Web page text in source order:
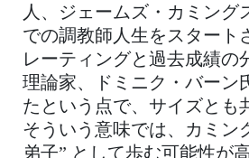
人、ジェームズ・カミング
での調教師人生をスタート
レーティングと過去成績の
理論家、ドミニク・バーン
たという点で、サイズとも
そういう意味では、カミン
弟子” として歩む可能性が